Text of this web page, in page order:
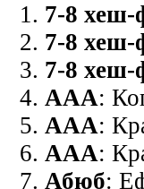
7-8
7-8
7-8
ААА:
ААА:
ААА:
Абюб: